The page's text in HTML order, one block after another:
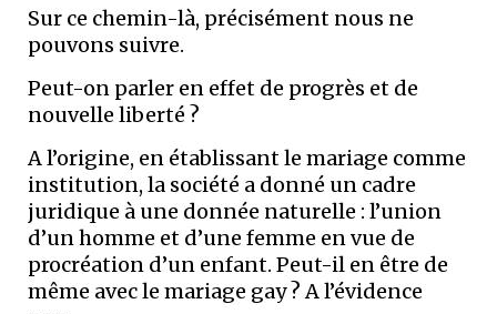
Sur ce chemin-là, précisément nous ne
pouvons suivre.
Peut-on parler en effet de progrès et de
nouvelle liberté ?
A l’origine, en établissant le mariage comme
institution, la société a donné un cadre
juridique à une donnée naturelle : l’union
d’un homme et d’une femme en vue de
procréation d’un enfant. Peut-il en être de
même avec le mariage gay ? A l’évidence